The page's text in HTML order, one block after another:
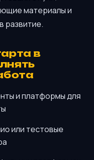
материалы и
развитие.
в
и платформы для
или тестовые